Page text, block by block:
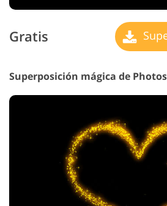
Gratis